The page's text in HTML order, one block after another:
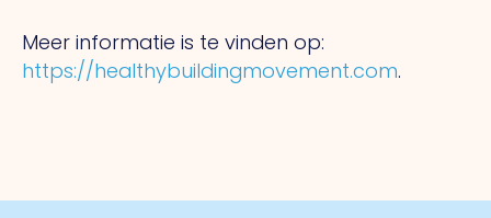
Meer informatie is te vinden op:
https://healthybuildingmovement.com.